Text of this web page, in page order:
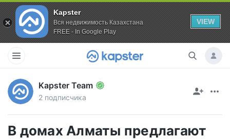
Kapster
Вся недвижимость Казахстана
FREE - In Google Play
VIEW
Kapster Team
2 подписчика
В домах Алматы предлагают